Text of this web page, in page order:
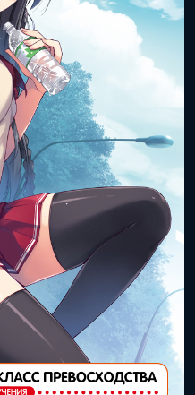
978-4-0406-9017-9